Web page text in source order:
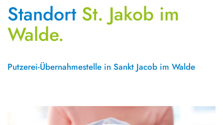
Standort St. Jakob im
Walde.
Putzerei-Übernahmestelle in Sankt Jacob im Walde